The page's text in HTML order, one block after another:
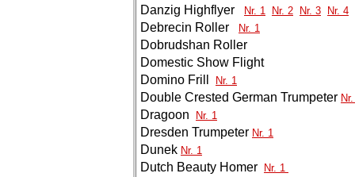
Danzig Highflyer
Nr. 1 Nr. 2 Nr. 3 Nr. 4
Debrecin Roller Nr. 1
Dobrudshan Roller
Domestic Show Flight
Domino Frill
Nr. 1
Double Crested German Trumpeter
Dragoon Nr. 1
Dresden Trumpeter Nr. 1
Dunek Nr. 1
Dutch Beauty Homer Nr. 1